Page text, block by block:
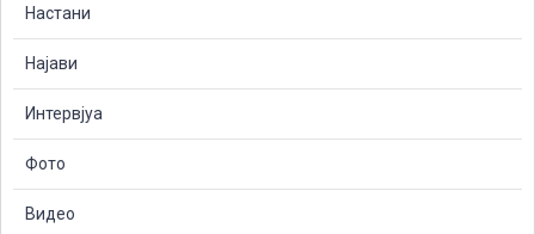
Настани
Најави
Интервјуа
Фото
Видео